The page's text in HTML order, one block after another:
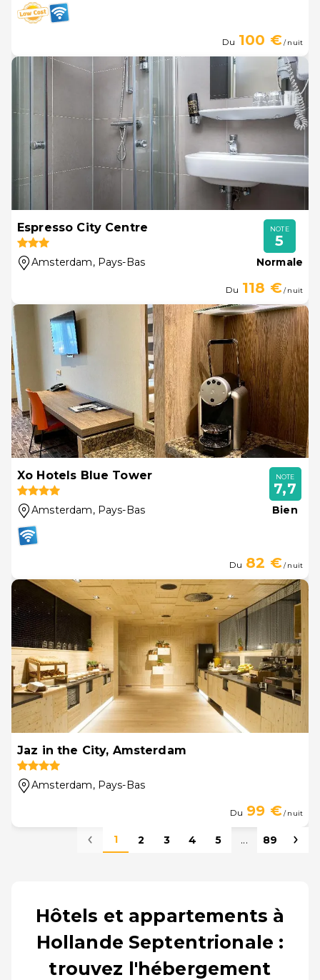
Du 100 €/ nuit
Espresso City Centre
Amsterdam, Pays-Bas
NOTE
5
Normale
Du 118 €/ nuit
Xo Hotels Blue Tower
Amsterdam, Pays-Bas
NOTE
7,7
Bien
Du 82 €/ nuit
Jaz in the City, Amsterdam
Amsterdam, Pays-Bas
Du 99 €/ nuit
1 2 3 4 5 ... 89
Hôtels et appartements à
Hollande Septentrionale :
trouvez l'hébergement